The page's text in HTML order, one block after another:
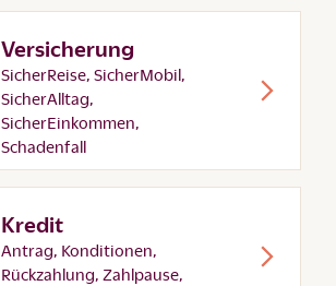
Versicherung
SicherReise, SicherMobil,
SicherAlltag,
SicherEinkommen,
Schadenfall
Kredit
Antrag, Konditionen,
Rückzahlung, Zahlpause,